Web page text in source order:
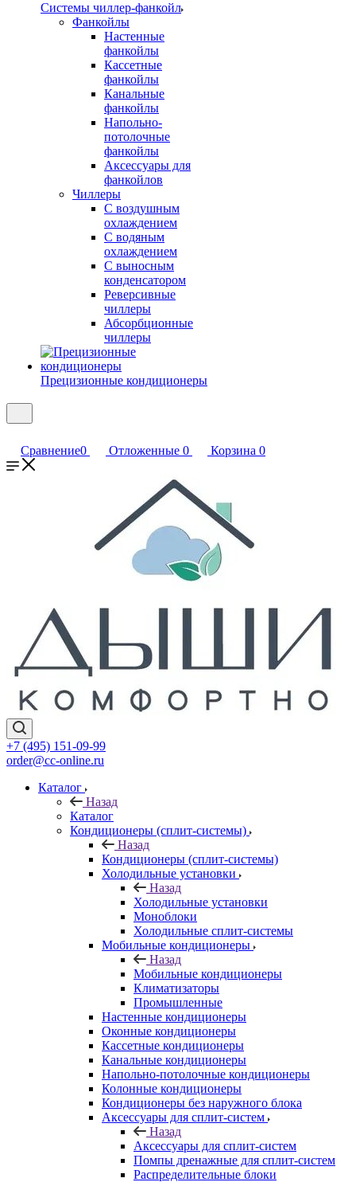
Системы чиллер-фанкойл
Фанкойлы
Настенные
фанкойлы
Кассетные
фанкойлы
Канальные
фанкойлы
Напольно-
потолочные
фанкойлы
Аксессуары для
фанкойлов
Чиллеры
С воздушным
охлаждением
С водяным
охлаждением
С выносным
конденсатором
Реверсивные
чиллеры
Абсорбционные
чиллеры
Прецизионные кондиционеры
Сравнение0 Отложенные 0 Корзина 0
+7 (495) 151-09-99
order@cc-online.ru
Каталог
Назад
Каталог
Кондиционеры (сплит-системы)
Назад
Кондиционеры (сплит-системы)
Холодильные установки
Назад
Холодильные установки
Моноблоки
Холодильные сплит-системы
Мобильные кондиционеры
Назад
Мобильные кондиционеры
Климатизаторы
Промышленные
Настенные кондиционеры
Оконные кондиционеры
Кассетные кондиционеры
Канальные кондиционеры
Напольно-потолочные кондиционеры
Колонные кондиционеры
Кондиционеры без наружного блока
Аксессуары для сплит-систем
Назад
Аксессуары для сплит-систем
Помпы дренажные для сплит-систем
Распределительные блоки